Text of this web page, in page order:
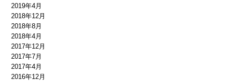
2019年4月
2018年12月
2018年8月
2018年4月
2017年12月
2017年7月
2017年4月
2016年12月